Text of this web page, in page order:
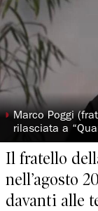
◗ Marco Poggi
rilasciata a
Il fratello
nell’agosto
davanti alle